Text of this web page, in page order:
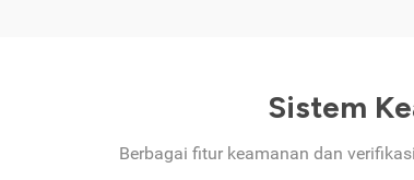
Sistem
Berbagai fitur keamanan dan